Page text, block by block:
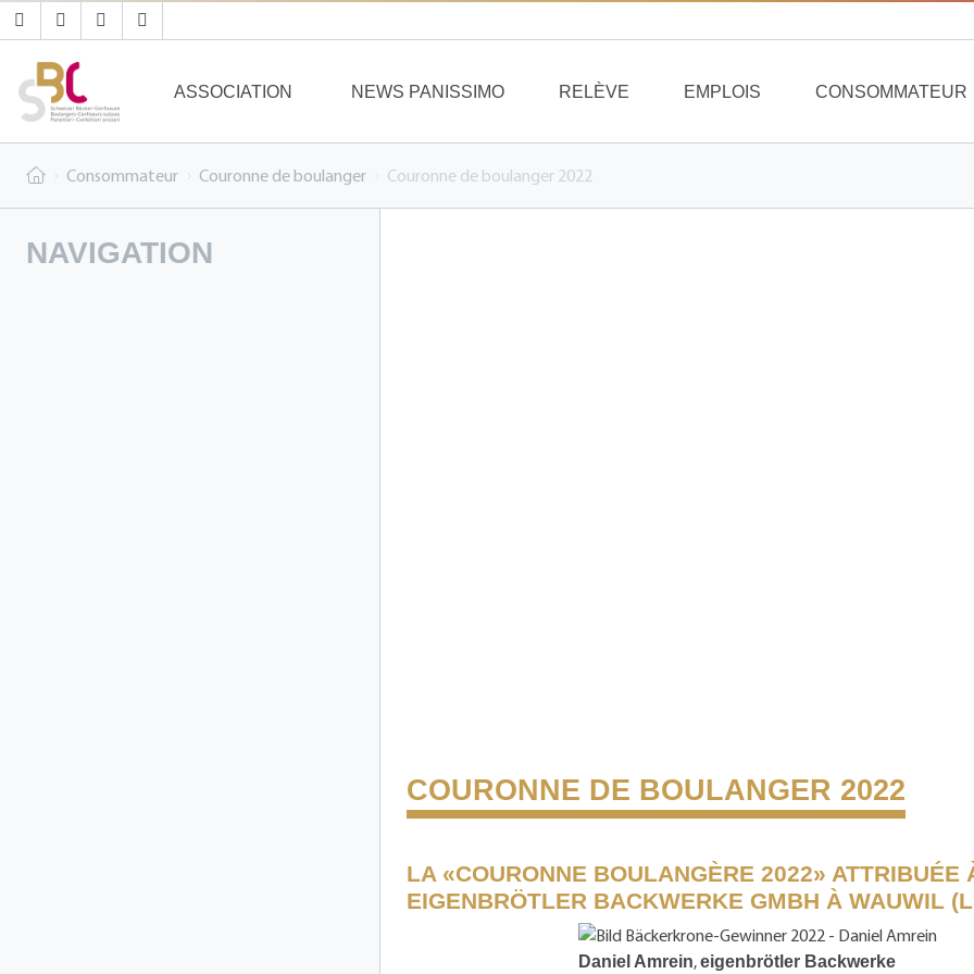
ASSOCIATION NEWS PANISSIMO RELÈVE EMPLOIS CONSOMMATEUR
Consommateur Couronne de boulanger Couronne de boulanger 2022
NAVIGATION
COURONNE DE BOULANGER 2022
LA «COURONNE BOULANGÈRE 2022» ATTRIBUÉE
EIGENBRÖTLER BACKWERKE GMBH À WAUWIL
Daniel Amrein,eigenbrötler Backwerke